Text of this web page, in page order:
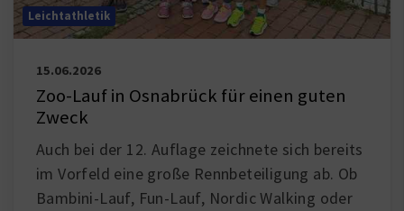
Leichtathletik
15.06.2026
Zoo-Lauf in Osnabrück für einen guten
Zweck
Auch bei der 12. Auflage zeichnete sich bereits
im Vorfeld eine große Rennbeteiligung ab. Ob
Bambini-Lauf, Fun-Lauf, Nordic Walking oder